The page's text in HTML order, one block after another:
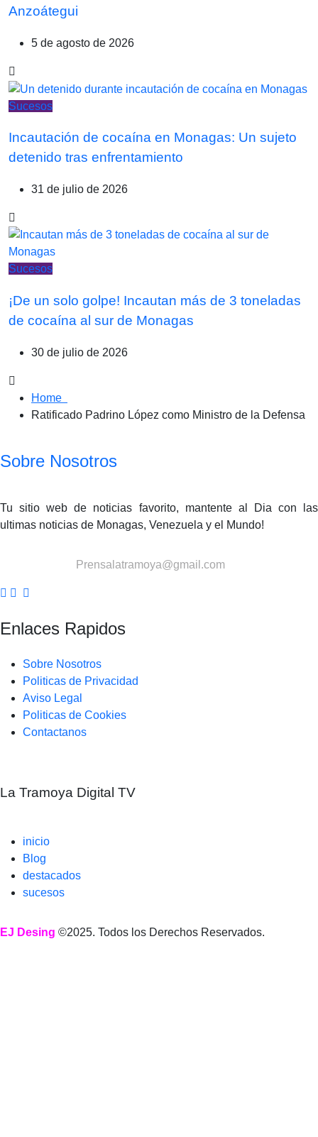
Anzoátegui
5 de agosto de 2026
Sucesos
Incautación de cocaína en Monagas: Un sujeto
detenido tras enfrentamiento
31 de julio de 2026
Sucesos
¡De un solo golpe! Incautan más de 3 toneladas
de cocaína al sur de Monagas
30 de julio de 2026
Home
Ratificado Padrino López como Ministro de la Defensa
Sobre Nosotros
Tu sitio web de noticias favorito, mantente al Dia con las
ultimas noticias de Monagas, Venezuela y el Mundo!
Prensalatramoya@gmail.com
Enlaces Rapidos
Sobre Nosotros
Politicas de Privacidad
Aviso Legal
Politicas de Cookies
Contactanos
La Tramoya Digital TV
inicio
Blog
destacados
sucesos
EJ Desing ©2025. Todos los Derechos Reservados.